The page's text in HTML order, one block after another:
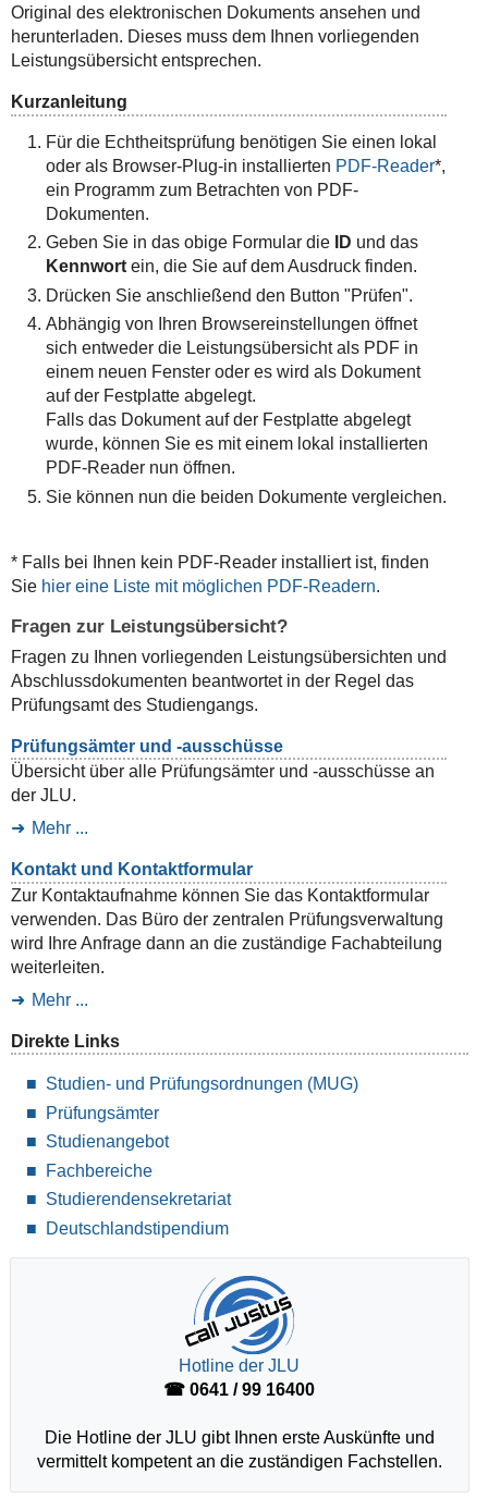
Original des elektronischen Dokuments ansehen und
herunterladen. Dieses muss dem Ihnen vorliegenden
Leistungsübersicht entsprechen.
Kurzanleitung
Für die Echtheitsprüfung benötigen Sie einen lokal
oder als Browser-Plug-in installierten PDF-Reader*,
ein Programm zum Betrachten von PDF-
Dokumenten.
Geben Sie in das obige Formular die
ID und das
Kennwortein, die Sie auf dem Ausdruck finden.
Drücken Sie anschließend den Button "Prüfen".
Abhängig von Ihren Browsereinstellungen öffnet
sich entweder die Leistungsübersicht als PDF in
einem neuen Fenster oder es wird als Dokument
auf der Festplatte abgelegt.
Falls das Dokument auf der Festplatte abgelegt
wurde, können Sie es mit einem lokal installierten
PDF-Reader nun öffnen.
Sie können nun die beiden Dokumente vergleichen.
* Falls bei Ihnen kein PDF-Reader installiert ist, finden
Sie hier eine Liste mit möglichen PDF-Readern.
Fragen zur Leistungsübersicht?
Fragen zu Ihnen vorliegenden Leistungsübersichten und
Abschlussdokumenten beantwortet in der Regel das
Prüfungsamt des Studiengangs.
Prüfungsämter und -ausschüsse
Übersicht über alle Prüfungsämter und -ausschüsse an
der JLU.
Mehr ...
Kontakt und Kontaktformular
Zur Kontaktaufnahme können Sie das Kontaktformular
verwenden. Das Büro der zentralen Prüfungsverwaltung
wird Ihre Anfrage dann an die zuständige Fachabteilung
weiterleiten.
Mehr ...
Direkte Links
Studien- und Prüfungsordnungen (MUG)
Prüfungsämter
Studienangebot
Fachbereiche
Studierendensekretariat
Deutschlandstipendium
Hotline der JLU
☎ 0641 / 99 16400
Die Hotline der JLU gibt Ihnen erste Auskünfte und
vermittelt kompetent an die zuständigen Fachstellen.